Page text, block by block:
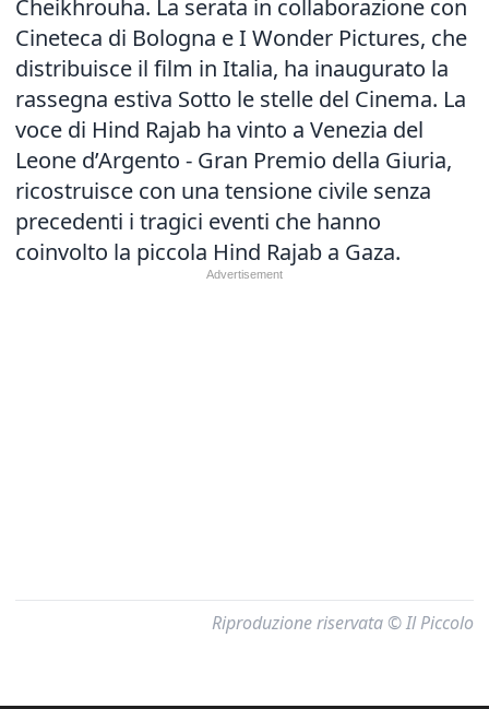
Cheikhrouha. La serata in collaborazione con
Cineteca di Bologna e I Wonder Pictures, che
distribuisce il film in Italia, ha inaugurato la
rassegna estiva Sotto le stelle del Cinema. La
voce di Hind Rajab ha vinto a Venezia del
Leone d’Argento - Gran Premio della Giuria,
ricostruisce con una tensione civile senza
precedenti i tragici eventi che hanno
coinvolto la piccola Hind Rajab a Gaza.
Riproduzione riservata © Il Piccolo